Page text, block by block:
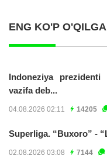
ENG KO'P
Indoneziya prezidenti
vazifa deb...
04.08.2026 02:11 14205
Superliga. “Buxoro” -
02.08.2026 03:08 7144